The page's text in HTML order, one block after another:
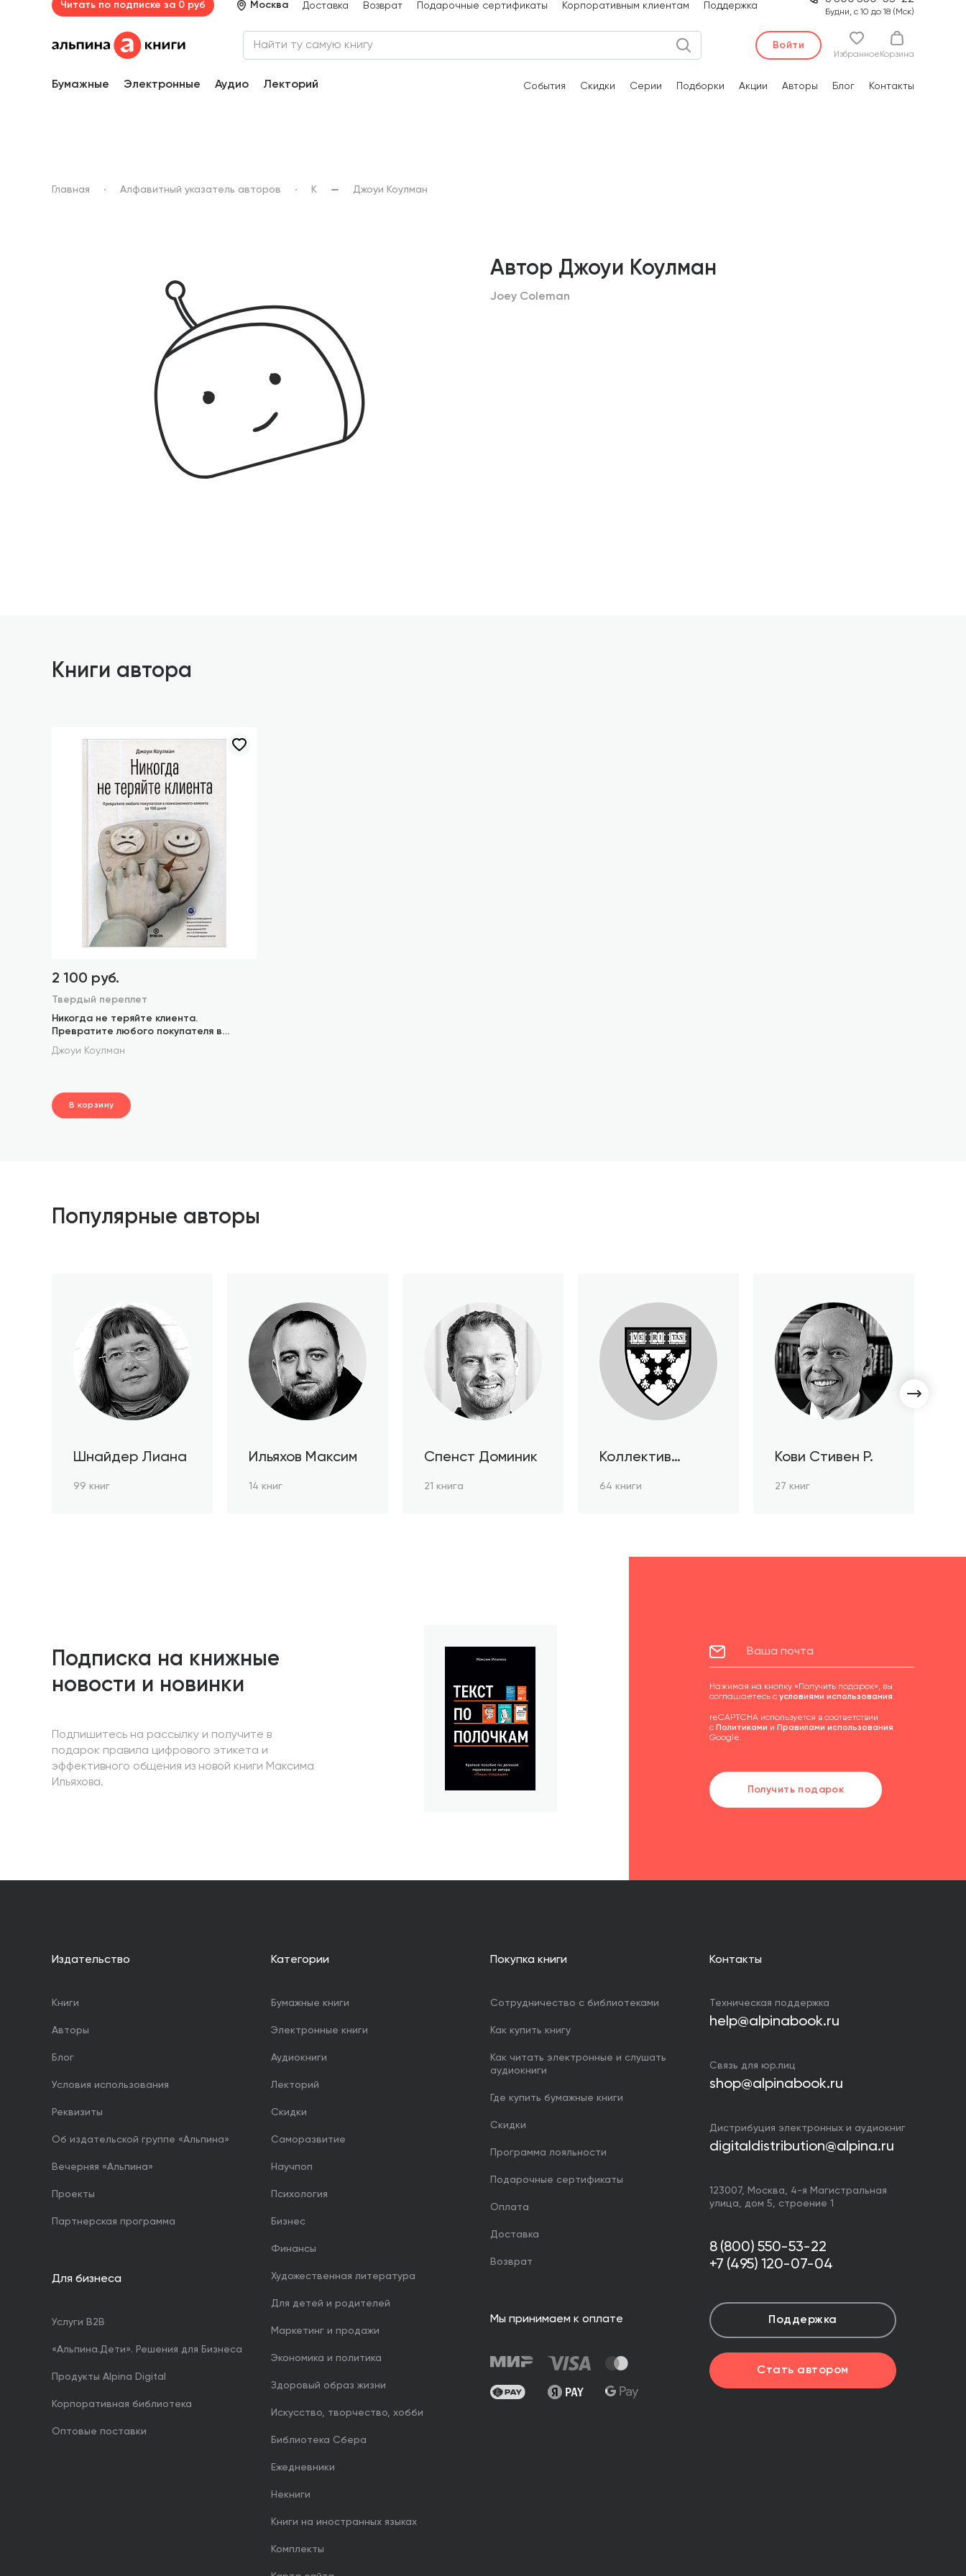
Читать по подписке за 0 руб Москва Доставка Возврат Подарочные сертификаты Корпоративным клиентам Поддержка
Будни, с 10 до 18 (Мск)
Войти
Избранное Корзина
Бумажные Электронные Аудио Лекторий События Скидки Серии Подборки Акции Авторы Блог Контакты
Главная Алфавитный указатель авторов К Джоуи Коулман
Автор Джоуи Коулман
Joey Coleman
Книги автора
2 100 руб.
Твердый переплет
Никогда не теряйте клиента.
Превратите любого покупателя в
пожизненного клиента за 100 дней
Джоуи Коулман
В корзину
Популярные авторы
Шнайдер Лиана
99 книг
Ильяхов Максим
14 книг
Спенст Доминик
21 книга
Коллектив
64 книги
Кови Стивен Р.
27 книг
Подписка на книжные
новости и новинки
Подпишитесь на рассылку и получите в
подарок правила цифрового этикета и
эффективного общения из новой книги Максима
Ильяхова.
Нажимая на кнопку «Получить подарок», вы
соглашаетесь с условиями использования.
reCAPTCHA используется в соответствии
с Политиками и Правилами использования
Google.
Получить подарок
Издательство
Книги
Авторы
Блог
Условия использования
Реквизиты
Об издательской группе «Альпина»
Вечерняя «Альпина»
Проекты
Партнерская программа
Для бизнеса
Услуги B2B
«Альпина.Дети». Решения для Бизнеса
Продукты Alpina Digital
Корпоративная библиотека
Оптовые поставки
Категории
Бумажные книги
Электронные книги
Аудиокниги
Лекторий
Скидки
Саморазвитие
Научпоп
Психология
Бизнес
Финансы
Художественная литература
Для детей и родителей
Маркетинг и продажи
Экономика и политика
Здоровый образ жизни
Искусство, творчество, хобби
Библиотека Сбера
Ежедневники
Некниги
Книги на иностранных языках
Комплекты
Покупка книги
Сотрудничество с библиотеками
Как купить книгу
Как читать электронные и слушать
аудиокниги
Где купить бумажные книги
Скидки
Программа лояльности
Подарочные сертификаты
Оплата
Доставка
Возврат
Мы принимаем к оплате
Контакты
Техническая поддержка
help@alpinabook.ru
Связь для юр.лиц
shop@alpinabook.ru
Дистрибуция электронных и аудиокниг
digitaldistribution@alpina.ru
123007, Москва, 4-я Магистральная
улица, дом 5, строение 1
8 (800) 550-53-22
+7 (495) 120-07-04
Поддержка
Стать автором